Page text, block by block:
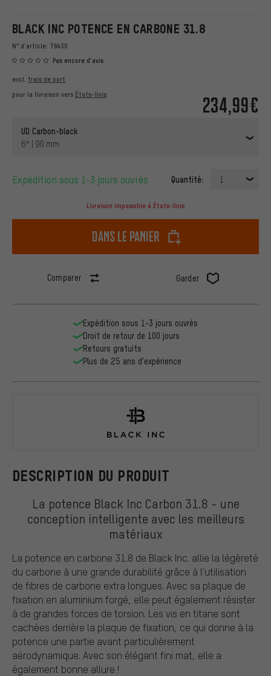
BLACK INC POTENCE EN CARBONE 31.8
N° d'article: 76430
Pas encore d'avis
234,99€
excl. frais de port
pour la livraison vers États-Unis
UD Carbon-black
6° | 90 mm
Expédition sous 1-3 jours ouvrés Quantité: 1
Livraison impossible à États-Unis
dans le panier
Comparer Garder
DESCRIPTION DU PRODUIT
La potence Black Inc Carbon 31.8 - une
conception intelligente avec les meilleurs
matériaux
La potence en carbone 31.8 de Black Inc. allie la légèreté
du carbone à une grande durabilité grâce à l'utilisation
de fibres de carbone extra longues. Avec sa plaque de
fixation en aluminium forgé, elle peut également résister
à de grandes forces de torsion. Les vis en titane sont
cachées derrière la plaque de fixation, ce qui donne à la
potence une partie avant particulièrement
aérodynamique. Avec son élégant fini mat, elle a
également bonne allure !
Expédition sous 1-3 jours ouvrés
Droit de retour de 100 jours
Retours gratuits
Plus de 25 ans d'expérience